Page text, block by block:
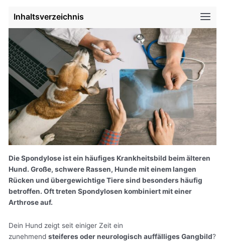
Inhaltsverzeichnis
Die Spondylose ist ein häufiges Krankheitsbild beim älteren
Hund. Große, schwere Rassen, Hunde mit einem langen
Rücken und übergewichtige Tiere sind besonders häufig
betroffen. Oft treten Spondylosen kombiniert mit einer
Arthrose auf.
Dein Hund zeigt seit einiger Zeit ein
zunehmendsteiferes oder neurologisch auffälliges Gangbild?